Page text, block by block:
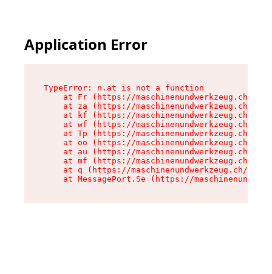
Application Error
TypeError: n.at is not a function
at Fr (https://maschinenundwerkzeug.ch/
at za (https://maschinenundwerkzeug.ch/
at kf (https://maschinenundwerkzeug.ch/
at wf (https://maschinenundwerkzeug.ch/
at Tp (https://maschinenundwerkzeug.ch/
at oo (https://maschinenundwerkzeug.ch/
at au (https://maschinenundwerkzeug.ch/
at mf (https://maschinenundwerkzeug.ch/
at q (https://maschinenundwerkzeug.ch/
at MessagePort.Se (https://